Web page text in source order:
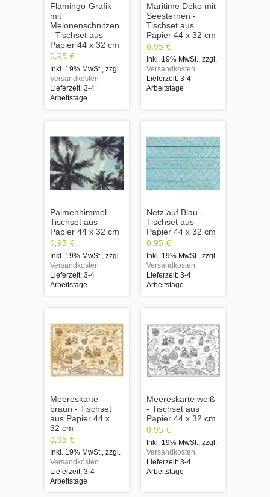
Flamingo-Grafik
mit
Melonenschnitzen
- Tischset aus
Papier 44 x 32 cm
0,95 €
Inkl. 19% MwSt. zzgl.
Versandkosten
Lieferzeit: 3-4
Arbeitstage
Maritime Deko mit
Seesternen -
Tischset aus
Papier 44 x 32 cm
0,95 €
Inkl. 19% MwSt. zzgl.
Versandkosten
Lieferzeit: 3-4
Arbeitstage
Palmenhimmel -
Tischset aus
Papier 44 x 32 cm
0,95 €
Inkl. 19% MwSt. zzgl.
Versandkosten
Lieferzeit: 3-4
Arbeitstage
Netz auf Blau -
Tischset aus
Papier 44 x 32 cm
0,95 €
Inkl. 19% MwSt. zzgl.
Versandkosten
Lieferzeit: 3-4
Arbeitstage
Meereskarte
braun - Tischset
aus Papier 44 x
32 cm
0,95 €
Inkl. 19% MwSt. zzgl.
Versandkosten
Lieferzeit: 3-4
Arbeitstage
Meereskarte weiß
- Tischset aus
Papier 44 x 32 cm
0,95 €
Inkl. 19% MwSt. zzgl.
Versandkosten
Lieferzeit: 3-4
Arbeitstage